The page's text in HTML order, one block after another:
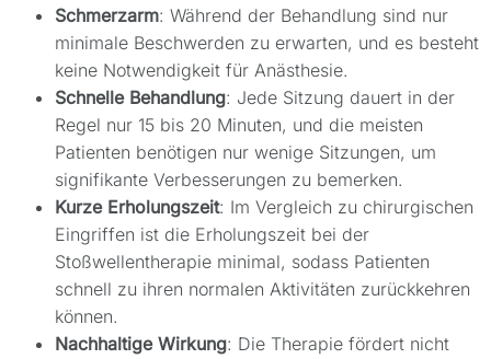
Schmerzarm: Während der Behandlung sind nur
minimale Beschwerden zu erwarten, und es besteht
keine Notwendigkeit für Anästhesie.
Schnelle Behandlung: Jede Sitzung dauert in der
Regel nur 15 bis 20 Minuten, und die meisten
Patienten benötigen nur wenige Sitzungen, um
signifikante Verbesserungen zu bemerken.
Kurze Erholungszeit: Im Vergleich zu chirurgischen
Eingriffen ist die Erholungszeit bei der
Stoßwellentherapie minimal, sodass Patienten
schnell zu ihren normalen Aktivitäten zurückkehren
können.
Nachhaltige Wirkung: Die Therapie fördert nicht